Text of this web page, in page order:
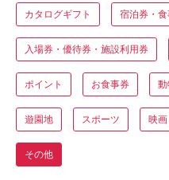
カタログギフト 宿泊券・
入場券・優待券・施設利用券
ポイント お食事券 動
遊園地 スポーツ 映画
その他